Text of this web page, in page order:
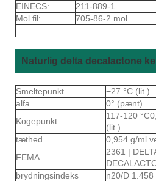
EINECS:
211-889-1
Mol fil:
705-86-2.mol
Naturlig delta decalactone
Smeltepunkt
−27 °C (lit.)
alfa
0° (pænt)
Kogepunkt
117-120
(lit.)
tæthed
0,954 g/ml
FEMA
2361 |
brydningsindeks
n20/D 1.458